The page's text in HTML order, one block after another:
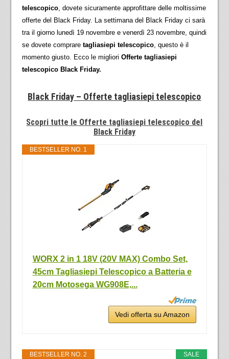
telescopico, dovete sicuramente approfittare delle moltissime
offerte del Black Friday. La settimana del Black Friday ci sarà
tra il giorno lunedì 19 novembre e venerdì 23 novembre, quindi
se dovete comprare tagliasiepi telescopico, questo è il
momento giusto. Ecco le migliori Offerte tagliasiepi
telescopico Black Friday.
Black Friday – Offerte tagliasiepi telescopico
Scopri tutte le Offerte tagliasiepi telescopico del
Black Friday
BESTSELLER NO. 1
WORX 2 in 1 18V (20V MAX) Combo Set,
45cm Tagliasiepi Telescopico a Batteria e
20cm Motosega WG908E,...
Vedi offerta su Amazon
SALE
BESTSELLER NO. 2